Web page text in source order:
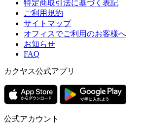
特定商取引法に基づく表記
ご利用規約
サイトマップ
オフィスでご利用のお客様へ
お知らせ
FAQ
カクヤス公式アプリ
公式アカウント